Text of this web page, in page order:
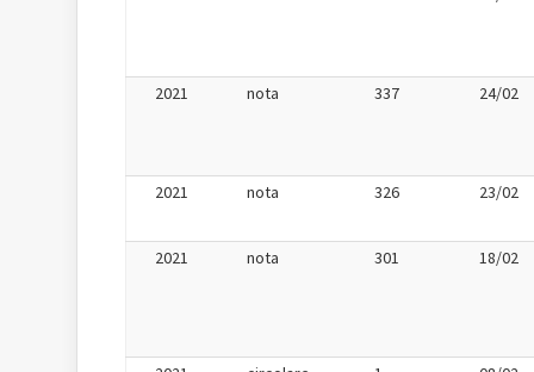
2021 nota 337 24/02
2021 nota 326 23/02
2021 nota 301 18/02